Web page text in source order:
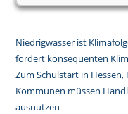
Niedrigwasser ist
fordert konsequenten
Zum Schulstart in
Kommunen müssen
ausnutzen